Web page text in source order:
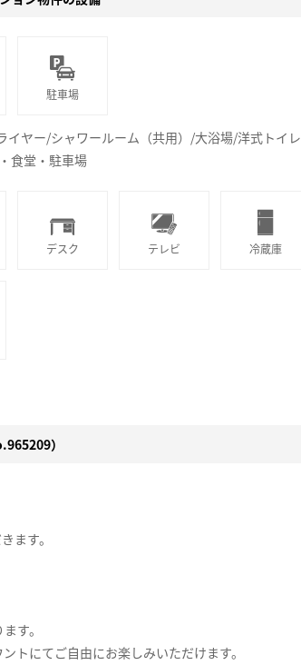
駐車場
ヤー/シャワールーム（共用）/大浴場/洋式トイレ
食堂・駐車場
デスク テレビ 冷蔵庫
）
ます。
す。
トにてご自由にお楽しみいただけます。